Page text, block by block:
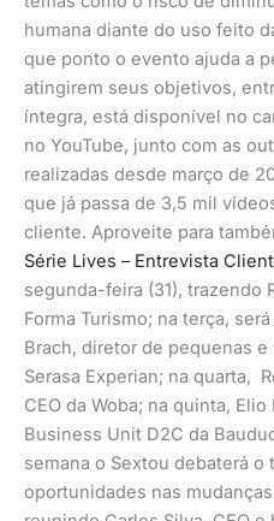
humana diante do uso feito
que ponto o evento ajuda a
atingirem seus objetivos,
íntegra, está disponível no
no YouTube, junto com as
realizadas desde março de
que já passa de 3,5 mil
cliente. Aproveite para
Série Lives – Entrevista
segunda-feira (31), trazendo
Forma Turismo; na terça,
Brach, diretor de pequenas
Serasa Experian; na quarta,
CEO da Woba; na quinta,
Business Unit D2C da
semana o Sextou debaterá o
oportunidades nas